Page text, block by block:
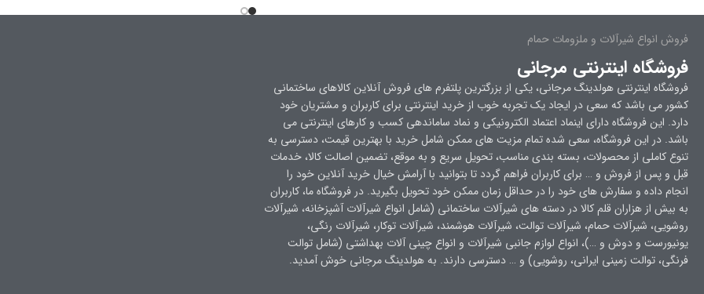
فروش انواع شیرآلات و ملزومات حمام
فروشگاه اینترنتی مرجانی
فروشگاه اینترنتی هولدینگ مرجانی، یکی از بزرگترین پلتفرم های فروش آنلاین کالاهای ساختمانی
کشور می باشد که سعی در ایجاد یک تجربه خوب از خرید اینترنتی برای کاربران و مشتریان خود
دارد. این فروشگاه دارای اینماد اعتماد الکترونیکی و نماد ساماندهی کسب و کارهای اینترنتی می
باشد. در این فروشگاه، سعی شده تمام مزیت های ممکن شامل خرید با بهترین قیمت، دسترسی به
تنوع کاملی از محصولات، بسته بندی مناسب، تحویل سریع و به موقع، تضمین اصالت کالا، خدمات
قبل و پس از فروش و … برای کاربران فراهم گردد تا بتوانید با آرامش خیال خرید آنلاین خود را
انجام داده و سفارش های خود را در حداقل زمان ممکن خود تحویل بگیرید. در فروشگاه ما، کاربران
به بیش از هزاران قلم کالا در دسته های شیرآلات ساختمانی (شامل انواع شیرآلات آشپزخانه، شیرآلات
روشویی، شیرآلات حمام، شیرآلات توالت، شیرآلات هوشمند، شیرآلات توکار، شیرآلات رنگی،
یونیورست و دوش و …)، انواع لوازم جانبی شیرآلات و انواع چینی آلات بهداشتی (شامل توالت
فرنگی، توالت زمینی ایرانی، روشویی) و … دسترسی دارند. به هولدینگ مرجانی خوش آمدید.